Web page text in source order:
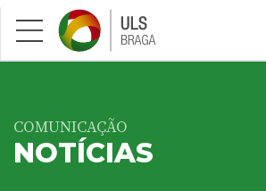
Saltar para conteúdo principal
COMUNICAÇÃO
NOTÍCIAS